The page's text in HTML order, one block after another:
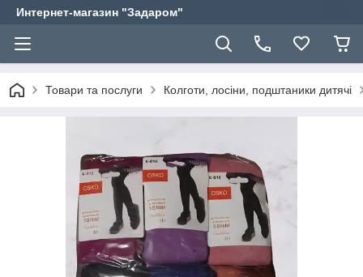
Интернет-магазин "Задаром"
Товари та послуги Колготи, лосіни, подштаники дитячі